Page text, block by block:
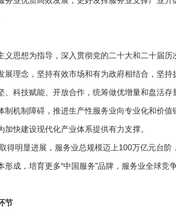
思想为指导，深入贯彻党的二十大和二十届历
展理念，坚持有效市场和有为政府相结合，坚持
、科技赋能、开放合作，统筹做优增量和盘活
制机制障碍，推进生产性服务业向专业化和价值
快建设现代化产业体系提供有力支撑。
明显进展，服务业总规模迈上100万亿元台阶
成，培育更多“中国服务”品牌，服务业全球竞
节